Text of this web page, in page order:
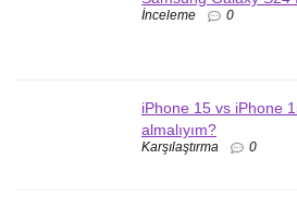
İnceleme 0
iPhone 15 vs iPhone
almalıyım?
Karşılaştırma 0